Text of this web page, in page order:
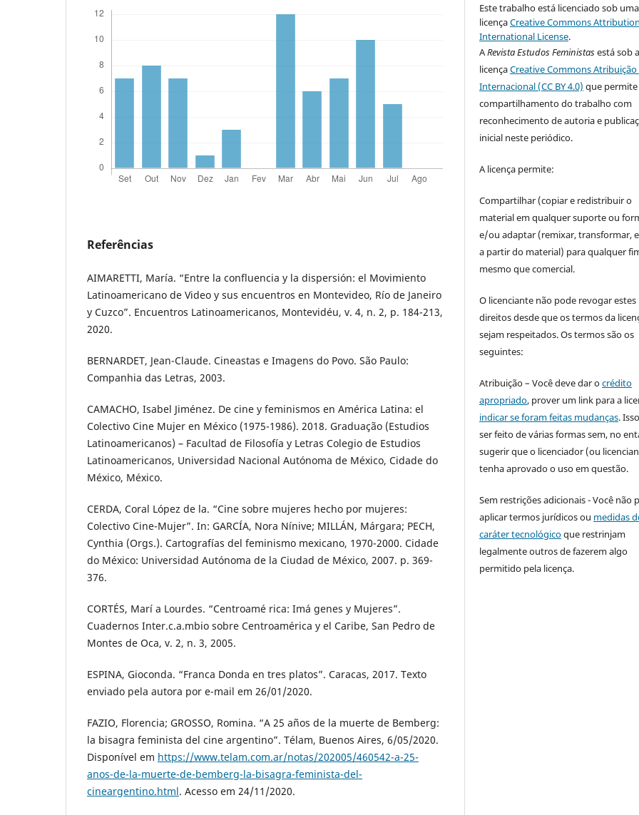
Referências
AIMARETTI, María. “Entre la confluencia y la dispersión: el Movimiento
Latinoamericano de Video y sus encuentros en Montevideo, Río de Janeiro
y Cuzco”. Encuentros Latinoamericanos, Montevidéu, v. 4, n. 2, p. 184-213,
2020.
BERNARDET, Jean-Claude. Cineastas e Imagens do Povo. São Paulo:
Companhia das Letras, 2003.
CAMACHO, Isabel Jiménez. De cine y feminismos en América Latina: el
Colectivo Cine Mujer en México (1975-1986). 2018. Graduação (Estudios
Latinoamericanos) – Facultad de Filosofía y Letras Colegio de Estudios
Latinoamericanos, Universidad Nacional Autónoma de México, Cidade do
México, México.
CERDA, Coral López de la. “Cine sobre mujeres hecho por mujeres:
Colectivo Cine-Mujer”. In: GARCÍA, Nora Nínive; MILLÁN, Márgara; PECH,
Cynthia (Orgs.). Cartografías del feminismo mexicano, 1970-2000. Cidade
do México: Universidad Autónoma de la Ciudad de México, 2007. p. 369-
376.
CORTÉS, Marí a Lourdes. “Centroamé rica: Imá genes y Mujeres”.
Cuadernos Inter.c.a.mbio sobre Centroamérica y el Caribe, San Pedro de
Montes de Oca, v. 2, n. 3, 2005.
ESPINA, Gioconda. “Franca Donda en tres platos”. Caracas, 2017. Texto
enviado pela autora por e-mail em 26/01/2020.
FAZIO, Florencia; GROSSO, Romina. “A 25 años de la muerte de Bemberg:
la bisagra feminista del cine argentino”. Télam, Buenos Aires, 6/05/2020.
Disponível em https://www.telam.com.ar/notas/202005/460542-a-25-
anos-de-la-muerte-de-bemberg-la-bisagra-feminista-del-
cineargentino.html. Acesso em 24/11/2020.
Este trabalho está licenciado sob uma
licençaCreative Commons
International License.
ARevista Estudos Feministasestá sob a
licençaCreative Commons Atribuição
Internacional (CC BY 4.0) que
compartilhamento do trabalho com
reconhecimento de autoria e
inicial neste periódico.
A licença permite:
Compartilhar (copiar e redistribuir o
material em qualquer suporte ou
e/ou adaptar (remixar, transformar,
a partir do material) para qualquer
mesmo que comercial.
O licenciante não pode revogar estes
direitos desde que os termos da
sejam respeitados. Os termos são os
seguintes:
Atribuição – Você deve dar ocrédito
apropriado, prover um link para a
indicar se foram feitas mudanças.
ser feito de várias formas sem, no
sugerir que o licenciador (ou
tenha aprovado o uso em questão.
Sem restrições adicionais - Você não
aplicar termos jurídicos ou medidas
caráter tecnológicoque restrinjam
legalmente outros de fazerem algo
permitido pela licença.